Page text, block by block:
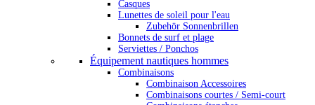
Casques
Lunettes de soleil pour l'eau
Zubehör Sonnenbrillen
Bonnets de surf et plage
Serviettes / Ponchos
Équipement nautiques hommes
Combinaisons
Combinaison Accessoires
Combinaisons courtes / Semi-court